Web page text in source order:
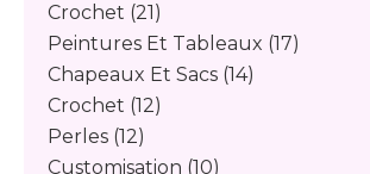
Crochet (21)
Peintures Et Tableaux (17)
Chapeaux Et Sacs (14)
Crochet (12)
Perles (12)
Customisation (10)